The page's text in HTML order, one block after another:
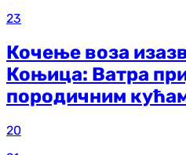
23
Кочење воза
Коњица: Ватра
породичним
20